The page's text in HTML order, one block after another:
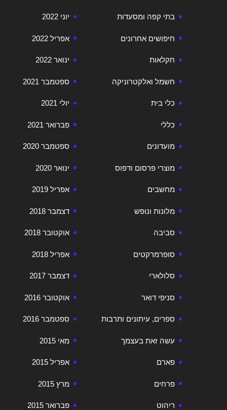
יוני 2022
אפריל 2022
ינואר 2022
ספטמבר 2021
יולי 2021
פברואר 2021
ספטמבר 2020
ינואר 2020
אפריל 2019
דצמבר 2018
אוקטובר 2018
אפריל 2018
דצמבר 2017
אוקטובר 2016
ספטמבר 2016
מאי 2015
אפריל 2015
מרץ 2015
פברואר 2015
בתי קפה ומסעדות
חיפושים אחרונים
חקלאות
חשמל ואלקטרוניקה
כלי בית
כללי
מועדונים
מוצרי פרסום ודפוס
מחשבים
מלונות ונופש
סביבה
סופרמרקטים
סלולארי
סניפי דואר
ספרים, עיתונים ותרבות
עשה זאת בעצמך
פארם
פרחים
ריהוט